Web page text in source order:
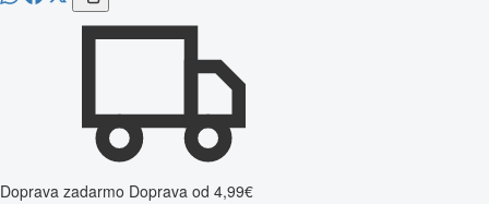
Doprava zadarmo Doprava od 4,99€